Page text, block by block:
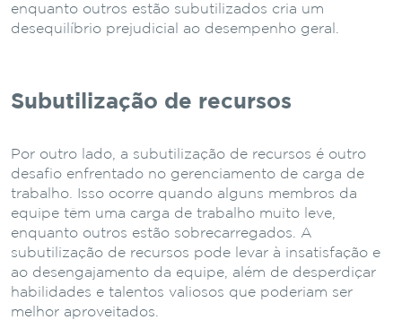
enquanto outros estão subutilizados cria um
desequilíbrio prejudicial ao desempenho geral.
Subutilização de recursos
Por outro lado, a subutilização de recursos é outro
desafio enfrentado no gerenciamento de carga de
trabalho. Isso ocorre quando alguns membros da
equipe têm uma carga de trabalho muito leve,
enquanto outros estão sobrecarregados. A
subutilização de recursos pode levar à insatisfação e
ao desengajamento da equipe, além de desperdiçar
habilidades e talentos valiosos que poderiam ser
melhor aproveitados.